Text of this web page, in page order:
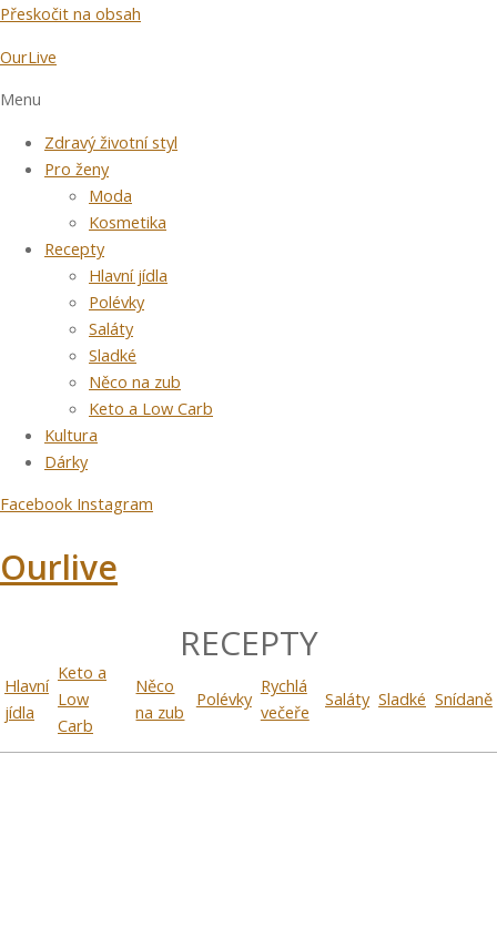
Přeskočit na obsah
OurLive
Menu
Zdravý životní styl
Pro ženy
Moda
Kosmetika
Recepty
Hlavní jídla
Polévky
Saláty
Sladké
Něco na zub
Keto a Low Carb
Kultura
Dárky
Facebook Instagram
Ourlive
RECEPTY
Hlavní
jídla
Keto a
Low
Carb
Něco
na zub
Polévky
Rychlá
večeře
Saláty Sladké Snídaně